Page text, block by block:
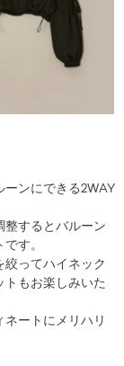
ンにできる2WAY
整するとバルーン
す。
ってハイネック
もお楽しみいた
ートにメリハリ